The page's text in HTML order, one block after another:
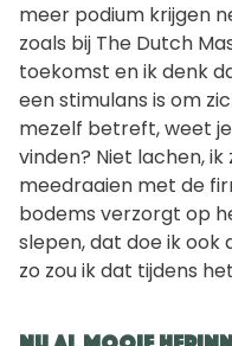
meer podium krijgen
zoals bij The Dutch
toekomst en ik denk
een stimulans is om
mezelf betreft, weet
vinden? Niet lachen,
meedraaien met de
bodems verzorgt op
slepen, dat doe ik ook
zo zou ik dat tijdens
Nu al mooie